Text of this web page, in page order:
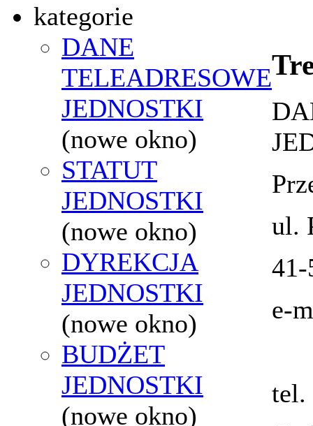
kategorie
DANE
TELEADRESOWE
JEDNOSTKI
(nowe okno)
STATUT
JEDNOSTKI
(nowe okno)
DYREKCJA
JEDNOSTKI
(nowe okno)
BUDŻET
JEDNOSTKI
(nowe okno)
ul.
e-
tel.